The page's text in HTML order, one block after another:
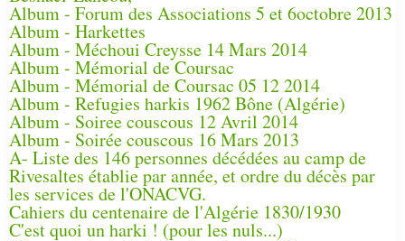
Album - Forum des Associations 5 et 6octobre 2013
Album - Harkettes
Album - Méchoui Creysse 14 Mars 2014
Album - Mémorial de Coursac
Album - Mémorial de Coursac 05 12 2014
Album - Refugies harkis 1962 Bône (Algérie)
Album - Soiree couscous 12 Avril 2014
Album - Soirée couscous 16 Mars 2013
A- Liste des 146 personnes décédées au camp de
Rivesaltes établie par année, et ordre du décès par
les services de l'ONACVG.
Cahiers du centenaire de l'Algérie 1830/1930
C'est quoi un harki ! (pour les nuls...)